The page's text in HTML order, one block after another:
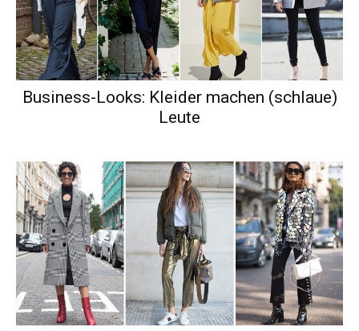
Business-Looks: Kleider machen (schlaue)
Leute